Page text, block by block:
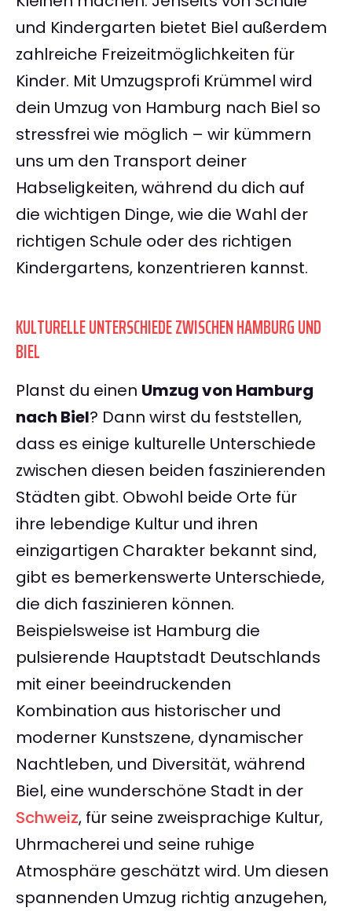
und Kindergarten bietet Biel außerdem
zahlreiche Freizeitmöglichkeiten für
Kinder. Mit Umzugsprofi Krümmel wird
dein Umzug von Hamburg nach Biel so
stressfrei wie möglich – wir kümmern
uns um den Transport deiner
Habseligkeiten, während du dich auf
die wichtigen Dinge, wie die Wahl der
richtigen Schule oder des richtigen
Kindergartens, konzentrieren kannst.
KULTURELLE UNTERSCHIEDE ZWISCHEN HAMBURG UND
BIEL
Planst du einen Umzug von Hamburg
nach Biel? Dann wirst du feststellen,
dass es einige kulturelle Unterschiede
zwischen diesen beiden faszinierenden
Städten gibt. Obwohl beide Orte für
ihre lebendige Kultur und ihren
einzigartigen Charakter bekannt sind,
gibt es bemerkenswerte Unterschiede,
die dich faszinieren können.
Beispielsweise ist Hamburg die
pulsierende Hauptstadt Deutschlands
mit einer beeindruckenden
Kombination aus historischer und
moderner Kunstszene, dynamischer
Nachtleben, und Diversität, während
Biel, eine wunderschöne Stadt in der
Schweiz, für seine zweisprachige Kultur,
Uhrmacherei und seine ruhige
Atmosphäre geschätzt wird. Um diesen
spannenden Umzug richtig anzugehen,